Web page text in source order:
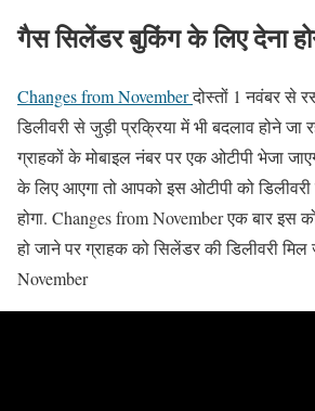
गैस सिलेंडर बुकिंग के लिए देना
Changes from Novemberदोस्तों 1 नवंबर से
डिलीवरी से जुड़ी प्रक्रिया में भी बदलाव होने जा
ग्राहकों के मोबाइल नंबर पर एक ओटीपी भेजा
के लिए आएगा तो आपको इस ओटीपी को
होगा. Changes from November एक बार इस
हो जाने पर ग्राहक को सिलेंडर की डिलीवरी मिल
November